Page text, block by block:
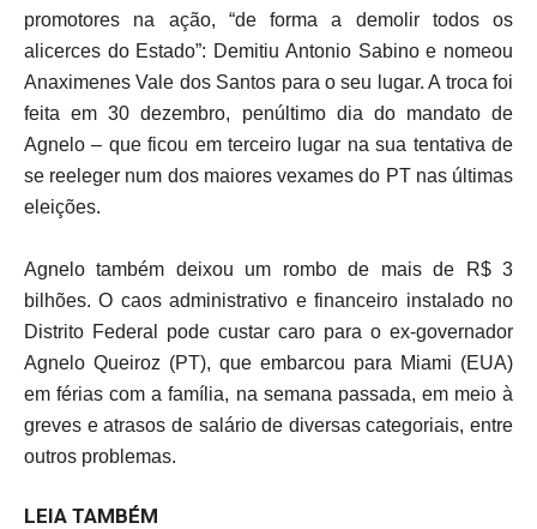
promotores na ação, “de forma a demolir todos os
alicerces do Estado”: Demitiu Antonio Sabino e nomeou
Anaximenes Vale dos Santos para o seu lugar. A troca foi
feita em 30 dezembro, penúltimo dia do mandato de
Agnelo – que ficou em terceiro lugar na sua tentativa de
se reeleger num dos maiores vexames do PT nas últimas
eleições.
Agnelo também deixou um rombo de mais de R$ 3
bilhões. O caos administrativo e financeiro instalado no
Distrito Federal pode custar caro para o ex-governador
Agnelo Queiroz (PT), que embarcou para Miami (EUA)
em férias com a família, na semana passada, em meio à
greves e atrasos de salário de diversas categoriais, entre
outros problemas.
LEIA TAMBÉM